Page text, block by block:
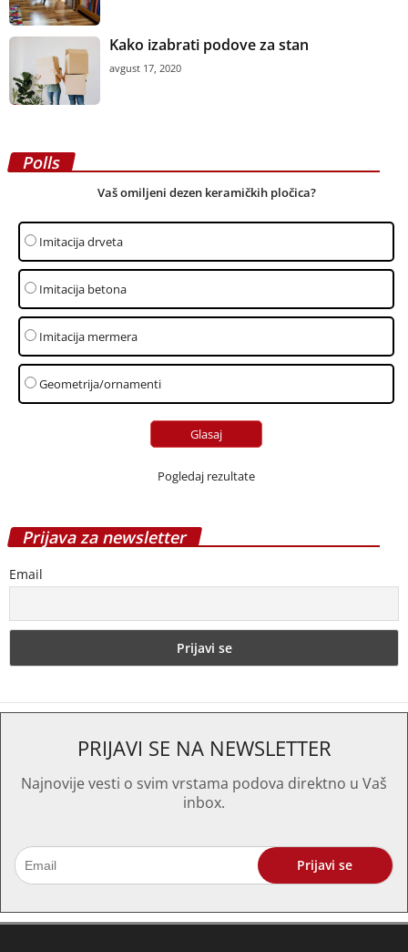
Kako izabrati podove za stan
avgust 17, 2020
Polls
Vaš omiljeni dezen keramičkih pločica?
Imitacija drveta
Imitacija betona
Imitacija mermera
Geometrija/ornamenti
Pogledaj rezultate
Prijava za newsletter
Email
PRIJAVI SE NA NEWSLETTER
Najnovije vesti o svim vrstama podova direktno u Vaš
inbox.